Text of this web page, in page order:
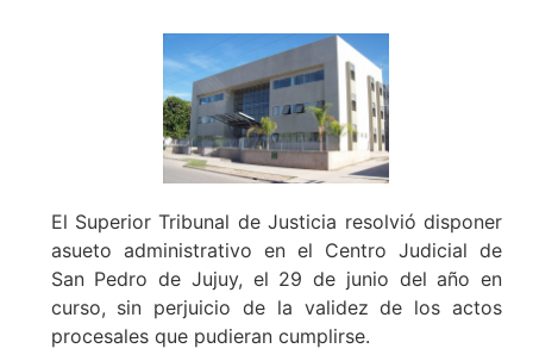
El Superior Tribunal de Justicia resolvió disponer
asueto administrativo en el Centro Judicial de
San Pedro de Jujuy, el 29 de junio del año en
curso, sin perjuicio de la validez de los actos
procesales que pudieran cumplirse.